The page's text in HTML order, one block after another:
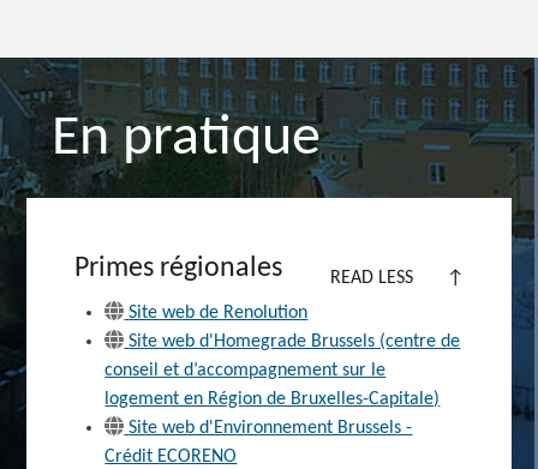
En pratique
Primes régionales READ LESS
↑
Site web de Renolution
Site web d'Homegrade Brussels (centre de
conseil et d’accompagnement sur le
logement en Région de Bruxelles-Capitale)
Site web d'Environnement Brussels -
Crédit ECORENO